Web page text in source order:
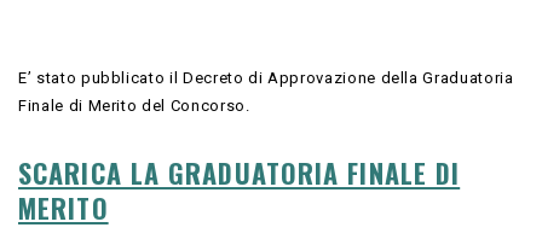
E’ stato pubblicato il Decreto di Approvazione della Graduatoria
Finale di Merito del Concorso.
SCARICA LA GRADUATORIA FINALE DI
MERITO